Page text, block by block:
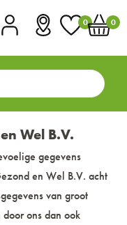
0 0
Wel B.V.
gegevens
en Wel B.V. acht
van groot
ons dan ook